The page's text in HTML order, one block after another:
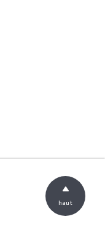
haut